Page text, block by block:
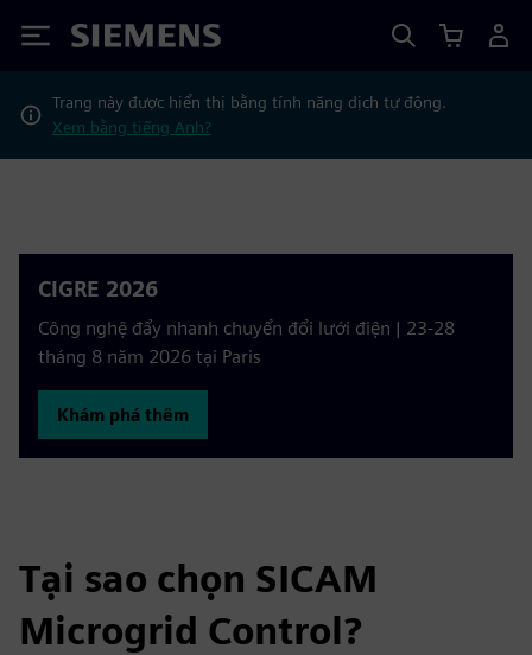
Siemens
Trang này được hiển thị bằng tính năng dịch tự động.
Xem bằng tiếng Anh?
CIGRE 2026
Công nghệ đẩy nhanh chuyển đổi lưới điện | 23-28
tháng 8 năm 2026 tại Paris
Khám phá thêm
Tại sao chọn SICAM
Microgrid Control?